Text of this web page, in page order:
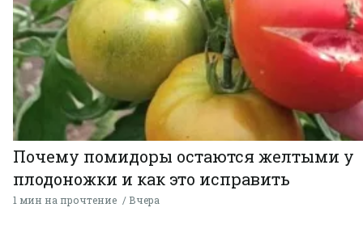
Почему помидоры остаются желтыми у
плодоножки и как это исправить
1 мин на прочтение Вчера